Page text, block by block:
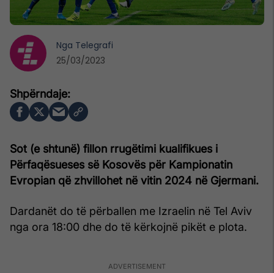
Sot (e shtunë) fillon rrugëtimi kualifikues i
Përfaqësueses së Kosovës për Kampionatin
Evropian që zhvillohet në vitin 2024 në Gjermani.
Dardanët do të përballen me Izraelin në Tel Aviv
nga ora 18:00 dhe do të kërkojnë pikët e plota.
Nga Telegrafi
25/03/2023